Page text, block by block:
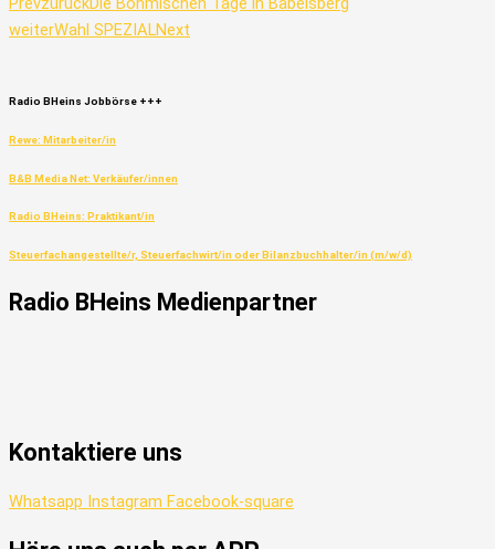
weiterWahl SPEZIALNext
Radio BHeins Jobbörse +++
Rewe: Mitarbeiter/in
B&B Media Net: Verkäufer/innen
Radio BHeins: Praktikant/in
Steuerfachangestellte/r, Steuerfachwirt/in oder Bilanzbuchhalter/in (m/w/d)
Radio BHeins Medienpartner
Kontaktiere uns
Whatsapp Instagram Facebook-square